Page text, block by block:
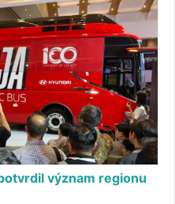
význam regionu